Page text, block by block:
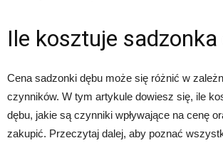
Ile kosztuje sadzonka
Cena sadzonki dębu może się różnić w
czynników. W tym artykule dowiesz się, ile
dębu, jakie są czynniki wpływające na cenę
zakupić. Przeczytaj dalej, aby poznać